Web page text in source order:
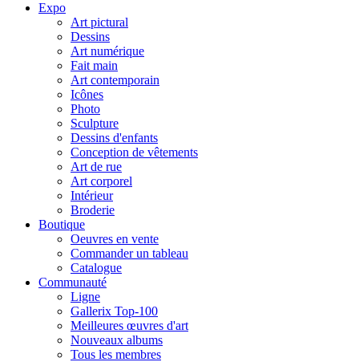
Expo
Art pictural
Dessins
Art numérique
Fait main
Art contemporain
Icônes
Photo
Sculpture
Dessins d'enfants
Conception de vêtements
Art de rue
Art corporel
Intérieur
Broderie
Boutique
Oeuvres en vente
Commander un tableau
Catalogue
Communauté
Ligne
Gallerix Top-100
Meilleures œuvres d'art
Nouveaux albums
Tous les membres